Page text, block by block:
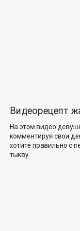
Видеорецепт
На этом видео
комментируя свои
хотите правильно с
тыкву.